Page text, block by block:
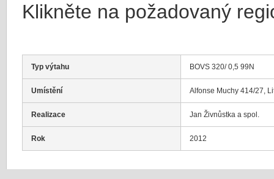
Klikněte na požadovaný
Typ výtahu BOVS 320/ 0,5 99N
Umístění Alfonse Muchy 414/27,
Realizace Jan Živnůstka a spol.
Rok 2012